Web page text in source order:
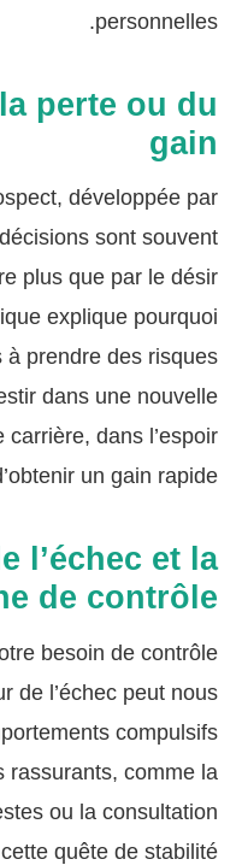
personnelles.
perte ou du
gain
développée par
sont souvent
plus que par le désir
explique pourquoi
à prendre des risques
dans une nouvelle
dans l’espoir
un gain rapide.
l’échec et la
de contrôle
besoin de contrôle
de l’échec peut nous
compulsifs
rassurants, comme la
ou la consultation
quête de stabilité